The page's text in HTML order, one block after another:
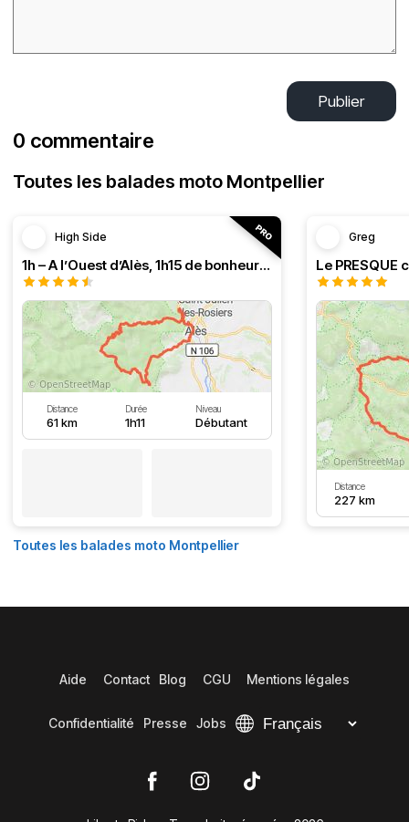
Publier
0 commentaire
Toutes les balades moto Montpellier
High Side
1h – A l’Ouest d’Alès, 1h15 de bonheur (HSRF23)
Distance
61 km
Durée
1h11
Niveau
Débutant
Greg
Distance
227 km
Toutes les balades moto Montpellier
Aide Contact Blog CGU Mentions légales
Confidentialité Presse Jobs